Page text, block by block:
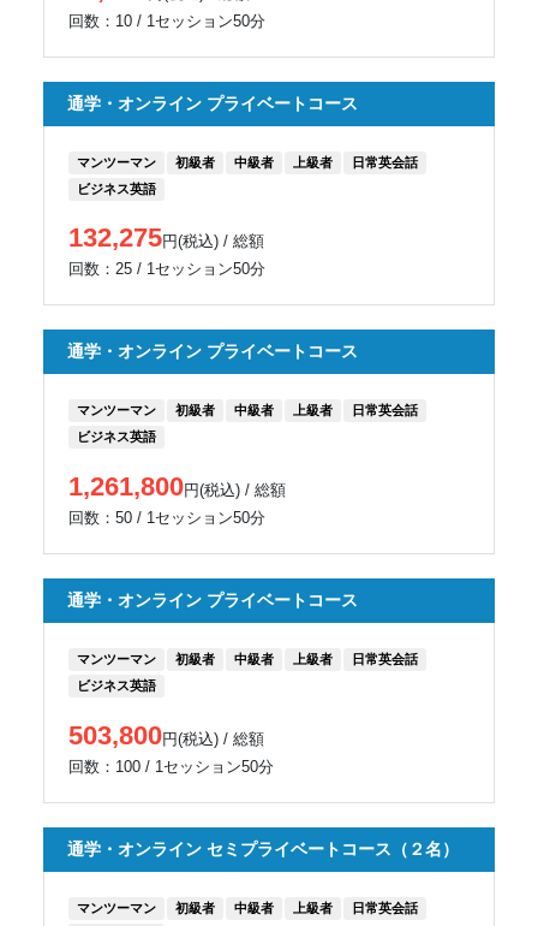
回数：10 / 1セッション50分
通学・オンライン プライベートコース
マンツーマン 初級者 中級者 上級者
日常英会話
ビジネス英語
132,275円(税込) / 総額
回数：25 / 1セッション50分
通学・オンライン プライベートコース
マンツーマン 初級者 中級者 上級者
日常英会話
ビジネス英語
1,261,800円(税込) / 総額
回数：50 / 1セッション50分
通学・オンライン プライベートコース
マンツーマン 初級者 中級者 上級者
日常英会話
ビジネス英語
503,800円(税込) / 総額
回数：100 / 1セッション50分
通学・オンライン セミプライベートコース（２名）
マンツーマン 初級者 中級者 上級者
日常英会話